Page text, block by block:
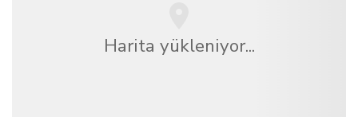
Harita yükleniyor...